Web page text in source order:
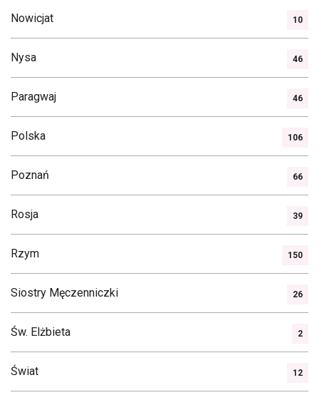
Nowicjat 10
Nysa 46
Paragwaj 46
Polska 106
Poznań 66
Rosja 39
Rzym 150
Siostry Męczenniczki 26
Św. Elżbieta 2
Świat 12